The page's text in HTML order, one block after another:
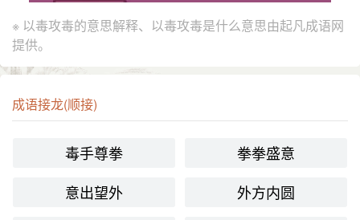
※ 以毒攻毒的意思解释、以毒攻毒是什么意思由起凡成语网
提供。
成语接龙(顺接)
毒手尊拳
拳拳盛意
意出望外
外方内圆